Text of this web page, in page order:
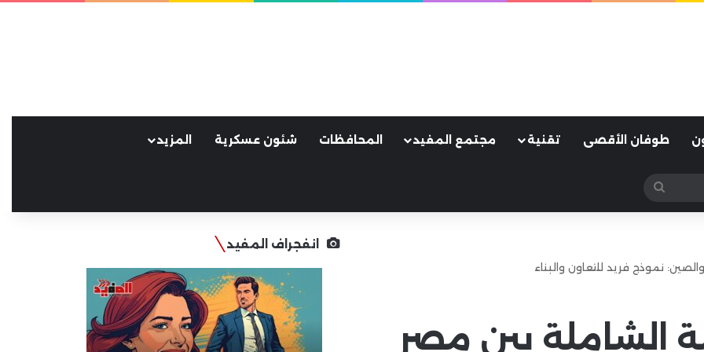
طوفان الأقصى تقنية مجتمع المفيد المحافظات شئون عسكرية المزيد
بحث
عن
نموذج فريد للتعاون والبناء
الشاملة بين مصر
انفجراف المفيد